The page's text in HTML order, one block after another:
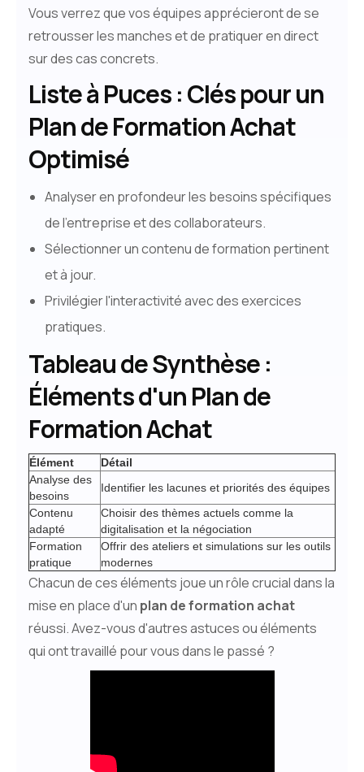
Vous verrez que vos équipes apprécieront de se
retrousser les manches et de pratiquer en direct
sur des cas concrets.
Liste à Puces : Clés pour un
Plan de Formation Achat
Optimisé
Analyser en profondeur les besoins spécifiques
de l'entreprise et des collaborateurs.
Sélectionner un contenu de formation pertinent
et à jour.
Privilégier l'interactivité avec des exercices
pratiques.
Tableau de Synthèse :
Éléments d'un Plan de
Formation Achat
Élément
Détail
Analyse des
besoins
Identifier les lacunes et priorités des équipes
Contenu
adapté
Choisir des thèmes actuels comme la
digitalisation et la négociation
Formation
pratique
Offrir des ateliers et simulations sur les outils
modernes
Chacun de ces éléments joue un rôle crucial dans la
mise en place d'un plan de formation achat
réussi. Avez-vous d'autres astuces ou éléments
qui ont travaillé pour vous dans le passé ?